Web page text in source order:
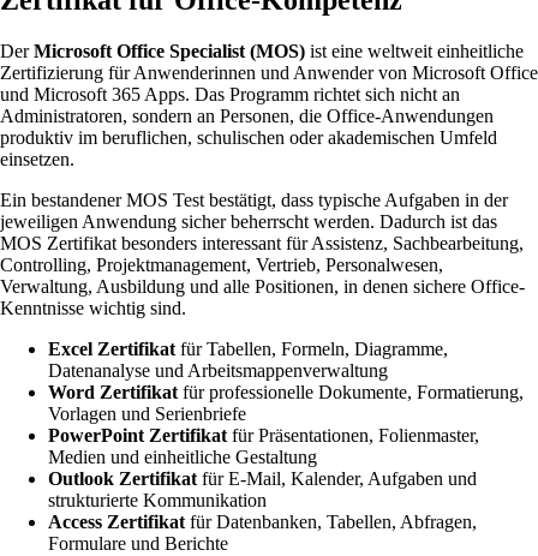
DerMicrosoft Office Specialist (MOS) ist eine weltweit einheitliche
Zertifizierung für Anwenderinnen und Anwender von Microsoft Office
und Microsoft 365 Apps. Das Programm richtet sich nicht an
Administratoren, sondern an Personen, die Office-Anwendungen
produktiv im beruflichen, schulischen oder akademischen Umfeld
einsetzen.
Ein bestandener MOS Test bestätigt, dass typische Aufgaben in der
jeweiligen Anwendung sicher beherrscht werden. Dadurch ist das
MOS Zertifikat besonders interessant für Assistenz, Sachbearbeitung,
Controlling, Projektmanagement, Vertrieb, Personalwesen,
Verwaltung, Ausbildung und alle Positionen, in denen sichere Office-
Kenntnisse wichtig sind.
Excel Zertifikat für Tabellen, Formeln, Diagramme,
Datenanalyse und Arbeitsmappenverwaltung
Word Zertifikat für professionelle Dokumente, Formatierung,
Vorlagen und Serienbriefe
PowerPoint Zertifikat für Präsentationen, Folienmaster,
Medien und einheitliche Gestaltung
Outlook Zertifikat für E-Mail, Kalender, Aufgaben und
strukturierte Kommunikation
Access Zertifikat für Datenbanken, Tabellen, Abfragen,
Formulare und Berichte